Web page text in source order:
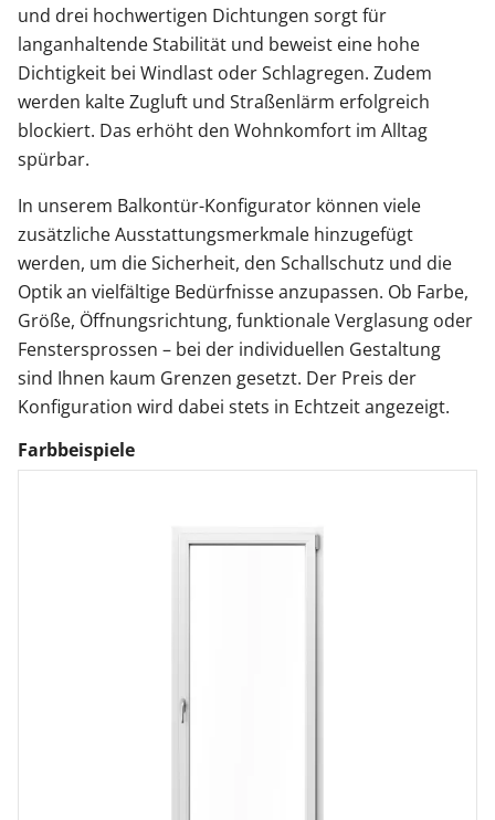
und drei hochwertigen Dichtungen sorgt für
langanhaltende Stabilität und beweist eine hohe
Dichtigkeit bei Windlast oder Schlagregen. Zudem
werden kalte Zugluft und Straßenlärm erfolgreich
blockiert. Das erhöht den Wohnkomfort im Alltag
spürbar.
In unserem Balkontür-Konfigurator können viele
zusätzliche Ausstattungsmerkmale hinzugefügt
werden, um die Sicherheit, den Schallschutz und die
Optik an vielfältige Bedürfnisse anzupassen. Ob Farbe,
Größe, Öffnungsrichtung, funktionale Verglasung oder
Fenstersprossen – bei der individuellen Gestaltung
sind Ihnen kaum Grenzen gesetzt. Der Preis der
Konfiguration wird dabei stets in Echtzeit angezeigt.
Farbbeispiele